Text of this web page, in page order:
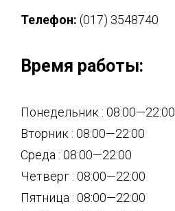
Телефон: (017) 3548740
Время работы:
Понедельник : 08:00—22:00
Вторник : 08:00—22:00
Среда : 08:00—22:00
Четверг : 08:00—22:00
Пятница : 08:00—22:00